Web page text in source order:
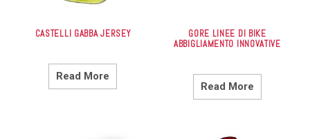
CASTELLI GABBA JERSEY
Read More
GORE LINEE DI BIKE
ABBIGLIAMENTO INNOVATIVE
Read More